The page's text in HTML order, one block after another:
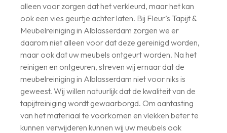
alleen voor zorgen dat het verkleurd, maar het kan
ook een vies geurtje achter laten. Bij Fleur’s Tapijt &
Meubelreiniging in Alblasserdam zorgen we er
daarom niet alleen voor dat deze gereinigd worden,
maar ook dat uw meubels ontgeurt worden. Na het
reinigen en ontgeuren, streven wij ernaar dat de
meubelreiniging in Alblasserdam niet voor niks is
geweest. Wij willen natuurlijk dat de kwaliteit van de
tapijtreiniging wordt gewaarborgd. Om aantasting
van het materiaal te voorkomen en vlekken beter te
kunnen verwijderen kunnen wij uw meubels ook